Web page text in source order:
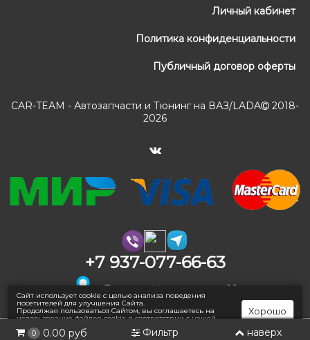
Личный кабинет
Политика конфиденциальности
Публичный договор оферты
CAR-TEAM - Автозапчасти и Тюнинг на ВАЗ/LADA
2018-
2026
+7 937-077-66-63
г. Тольятти, Коммунальная 16
0 0.00 руб Фильтр наверх
Сайт использует cookie с целью анализа поведения
посетителей для улучшения Сайта.
Продолжая пользоваться Сайтом, вы соглашаетесь на
использование файлов cookie в соответствии с нашей
Политикой конфиденциальности
Хорошо